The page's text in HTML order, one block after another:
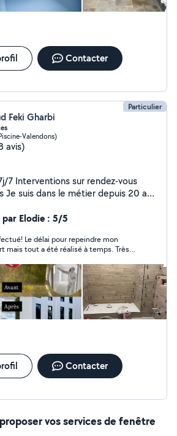
Contacter
Particulier
Feki Gharbi
Valendons)
avis)
vous
finition A+ Pose de papier
et efficaces pour tous vos besoins
ou de nouvelles installations,
est prête à vous fournir un
des prix compétitifs et raisonnable .
-changement des
des fuites de canalisation
-
24/24 Toilettes Tuyauterie
d'intérieur et d'extérieur.
Elodie : 5/5
Le délai pour repeindre mon
mais tout a été réalisé à temps. Très
Contacter
vos services de fenêtre